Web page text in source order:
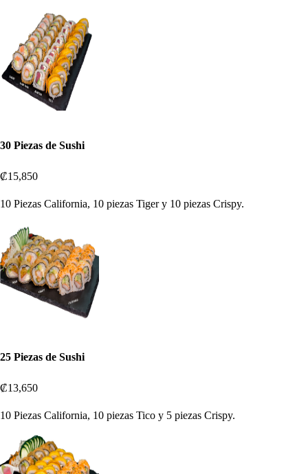
30 Piezas de Sushi
₡15,850
10 Piezas California, 10 piezas Tiger y 10 piezas Crispy.
25 Piezas de Sushi
₡13,650
10 Piezas California, 10 piezas Tico y 5 piezas Crispy.